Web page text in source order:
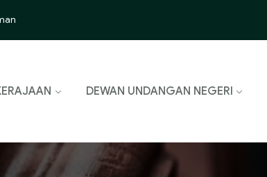
DEWAN UNDANGAN NEGERI